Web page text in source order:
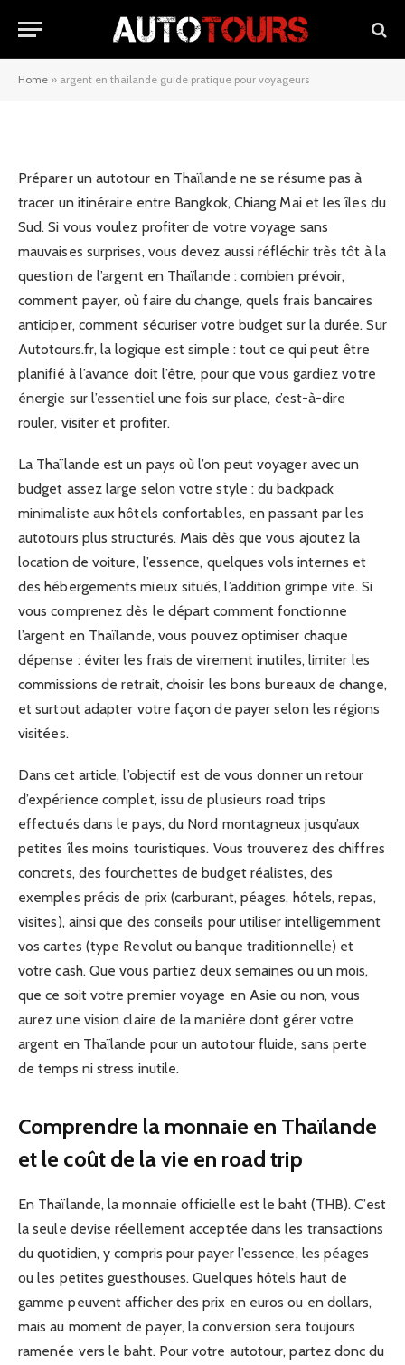
Home » argent en thailande guide pratique pour voyageurs
argent en thailande guide
pratique pour voyageurs
Préparer un autotour en Thaïlande ne se résume pas à
tracer un itinéraire entre Bangkok, Chiang Mai et les îles du
Sud. Si vous voulez profiter de votre voyage sans
mauvaises surprises, vous devez aussi réfléchir très tôt à la
question de l’argent en Thaïlande : combien prévoir,
comment payer, où faire du change, quels frais bancaires
anticiper, comment sécuriser votre budget sur la durée. Sur
Autotours.fr, la logique est simple : tout ce qui peut être
planifié à l’avance doit l’être, pour que vous gardiez votre
énergie sur l’essentiel une fois sur place, c’est-à-dire
rouler, visiter et profiter.
La Thaïlande est un pays où l’on peut voyager avec un
budget assez large selon votre style : du backpack
minimaliste aux hôtels confortables, en passant par les
autotours plus structurés. Mais dès que vous ajoutez la
location de voiture, l’essence, quelques vols internes et
des hébergements mieux situés, l’addition grimpe vite. Si
vous comprenez dès le départ comment fonctionne
l’argent en Thaïlande, vous pouvez optimiser chaque
dépense : éviter les frais de virement inutiles, limiter les
commissions de retrait, choisir les bons bureaux de change,
et surtout adapter votre façon de payer selon les régions
visitées.
Dans cet article, l’objectif est de vous donner un retour
d’expérience complet, issu de plusieurs road trips
effectués dans le pays, du Nord montagneux jusqu’aux
petites îles moins touristiques. Vous trouverez des chiffres
concrets, des fourchettes de budget réalistes, des
exemples précis de prix (carburant, péages, hôtels, repas,
visites), ainsi que des conseils pour utiliser intelligemment
vos cartes (type Revolut ou banque traditionnelle) et
votre cash. Que vous partiez deux semaines ou un mois,
que ce soit votre premier voyage en Asie ou non, vous
aurez une vision claire de la manière dont gérer votre
argent en Thaïlande pour un autotour fluide, sans perte
de temps ni stress inutile.
Comprendre la monnaie en Thaïlande
et le coût de la vie en road trip
En Thaïlande, la monnaie officielle est le baht (THB). C’est
la seule devise réellement acceptée dans les transactions
du quotidien, y compris pour payer l’essence, les péages
ou les petites guesthouses. Quelques hôtels haut de
gamme peuvent afficher des prix en euros ou en dollars,
mais au moment de payer, la conversion sera toujours
ramenée vers le baht. Pour votre autotour, partez donc du